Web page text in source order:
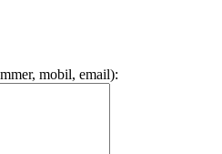
mobil, email):